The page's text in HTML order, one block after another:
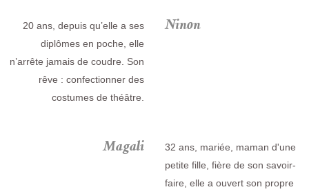
20 ans, depuis qu’elle a ses
diplômes en poche, elle
n’arrête jamais de coudre. Son
rêve : confectionner des
costumes de théâtre.
Ninon
Magali
32 ans, mariée, maman d'une
petite fille, fière de son savoir-
faire, elle a ouvert son propre